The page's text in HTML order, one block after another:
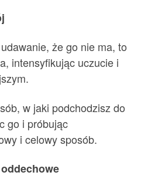
że go nie ma, to
intensyfikując uczucie i
w jaki podchodzisz do
go i próbując
i celowy sposób.